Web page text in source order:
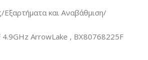
Εξαρτήματα και Αναβάθμιση
4.9GHz ArrowLake , BX80768225F